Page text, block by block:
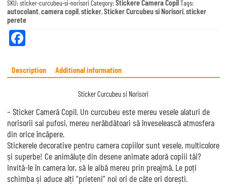
SKU:sticker-curcubeu-si-norisori Category:Stickere Camera CopilTags:
autocolant,camera copil,sticker,Sticker Curcubeu si Norisori,sticker
perete
Fa
bo
Description Additional information
Sticker Curcubeu si Norisori
– Sticker Cameră Copil. Un curcubeu este mereu vesele alaturi de
norisorii sai pufosi, mereu nerăbdătoari să înveselească atmosfera
din orice încăpere.
Stickerele decorative pentru camera copiilor sunt vesele, multicolore
și superbe! Ce animăluțe din desene animate adoră copiii tăi?
Invită-le în camera lor, să le aibă mereu prin preajmă. Le poți
schimba și aduce alți “prieteni” noi ori de câte ori dorești.